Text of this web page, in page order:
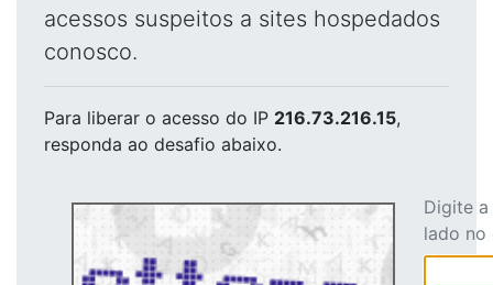
acessos suspeitos a sites hospedados
conosco.
Para liberar o acesso do IP 216.73.216.15,
responda ao desafio abaixo.
Digite
lado no